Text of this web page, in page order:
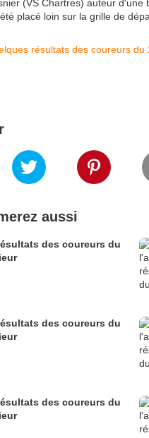
(VS Chartres) auteur d'une
placé loin sur la grille de
aussi
des coureurs du
des coureurs du
des coureurs du